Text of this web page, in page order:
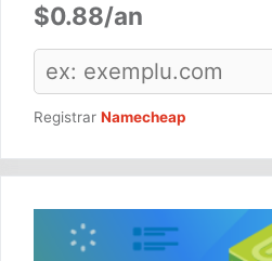
$0.88/an
Registrar Namecheap